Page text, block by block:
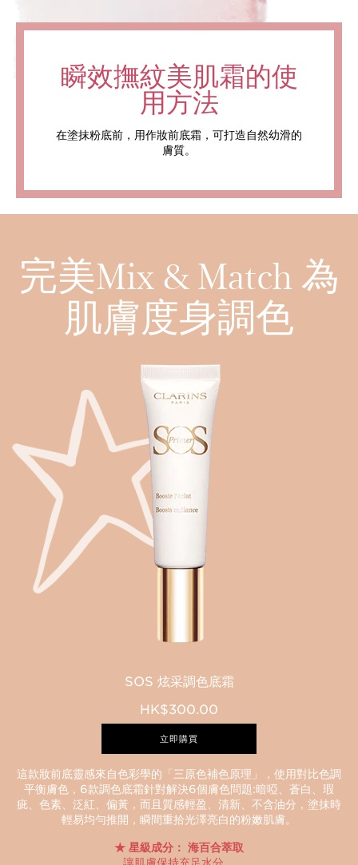
瞬效撫紋美肌霜的使
用方法
在塗抹粉底前，用作妝前底霜，可打造自然幼滑的
膚質。
完美Mix & Match 為
肌膚度身調色
SOS 炫采調色底霜
HK$300.00
立即購買
這款妝前底靈感來自色彩學的「三原色補色原理」，使用對比色調
平衡膚色，6款調色底霜針對解決6個膚色問題:暗啞、蒼白、瑕
疵、色素、泛紅、偏黃，而且質感輕盈、清新、不含油分，塗抹時
輕易均勻推開，瞬間重拾光澤亮白的粉嫩肌膚。
星級成分： 海百合萃取